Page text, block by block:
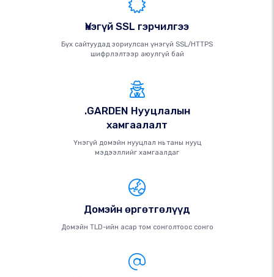
Үнэгүй SSL гэрчилгээ
Бүх сайтуудад зориулсан үнэгүй SSL/HTTPS
шифрлэлтээр аюулгүй бай
.GARDEN Нууцлалын
хамгаалалт
Үнэгүй домэйн нууцлал нь таны нууц
мэдээллийг хамгаалдаг
Домэйн өргөтгөлүүд
Домэйн TLD-ийн асар том сонголтоос сонго